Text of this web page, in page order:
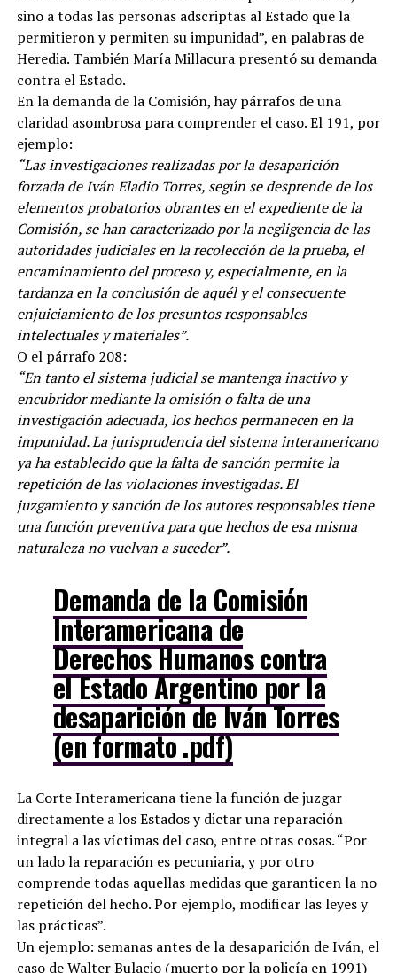
sino a todas las personas adscriptas al Estado que la
permitieron y permiten su impunidad”, en palabras de
Heredia. También María Millacura presentó su demanda
contra el Estado.
En la demanda de la Comisión, hay párrafos de una
claridad asombrosa para comprender el caso. El 191, por
ejemplo:
“Las investigaciones realizadas por la desaparición
forzada de Iván Eladio Torres, según se desprende de los
elementos probatorios obrantes en el expediente de la
Comisión, se han caracterizado por la negligencia de las
autoridades judiciales en la recolección de la prueba, el
encaminamiento del proceso y, especialmente, en la
tardanza en la conclusión de aquél y el consecuente
enjuiciamiento de los presuntos responsables
intelectuales y materiales”.
O el párrafo 208:
“En tanto el sistema judicial se mantenga inactivo y
encubridor mediante la omisión o falta de una
investigación adecuada, los hechos permanecen en la
impunidad. La jurisprudencia del sistema interamericano
ya ha establecido que la falta de sanción permite la
repetición de las violaciones investigadas. El
juzgamiento y sanción de los autores responsables tiene
una función preventiva para que hechos de esa misma
naturaleza no vuelvan a suceder”.
Demanda de la Comisión
Interamericana de
Derechos Humanos contra
el Estado Argentino por la
desaparición de Iván Torres
(en formato .pdf)
La Corte Interamericana tiene la función de juzgar
directamente a los Estados y dictar una reparación
integral a las víctimas del caso, entre otras cosas. “Por
un lado la reparación es pecuniaria, y por otro
comprende todas aquellas medidas que garanticen la no
repetición del hecho. Por ejemplo, modificar las leyes y
las prácticas”.
Un ejemplo: semanas antes de la desaparición de Iván, el
caso de Walter Bulacio (muerto por la policía en 1991)